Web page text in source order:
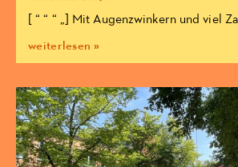
[ “ “ “ „] Mit Augenzwinkern und viel
weiterlesen »